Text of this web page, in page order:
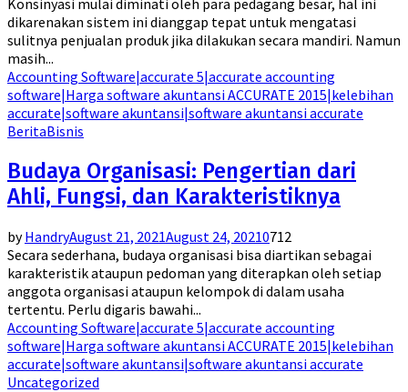
dikarenakan sistem ini dianggap tepat untuk mengatasi
sulitnya penjualan produk jika dilakukan secara mandiri. Namun
masih...
Accounting Software|accurate 5|accurate accounting
software|Harga software akuntansi ACCURATE 2015|kelebihan
accurate|software akuntansi|software akuntansi accurate
BeritaBisnis
Budaya Organisasi: Pengertian dari
Ahli, Fungsi, dan Karakteristiknya
byHandryAugust 21, 2021August 24, 20210712
Secara sederhana, budaya organisasi bisa diartikan sebagai
karakteristik ataupun pedoman yang diterapkan oleh setiap
anggota organisasi ataupun kelompok di dalam usaha
tertentu. Perlu digaris bawahi...
Accounting Software|accurate 5|accurate accounting
software|Harga software akuntansi ACCURATE 2015|kelebihan
accurate|software akuntansi|software akuntansi accurate
Uncategorized